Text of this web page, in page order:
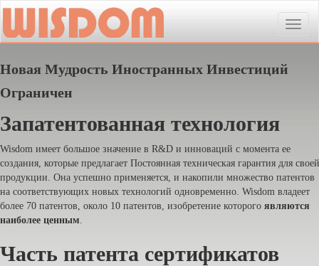
Toggle
Новая Мудрость Иностранных Инвестиций
Ограничен
Запатентованная технология
Wisdom имеет большое значение в R&D и инноваций с момента ее
создания, которые предлагает Постоянная техническая гарантия для своей
продукции. Она успешно применяется, и накопили множество патентов
на соответствующих новых технологий одновременно. Wisdom владеет
более 70 патентов, около 10 патентов, изобретение которого являются
наиболее ценным.
Часть патента сертификатов